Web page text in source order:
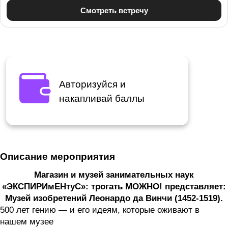
Авторизуйся и
накапливай баллы
Описание мероприятия
Магазин и музей занимательных наук
«ЭКСПИРИмЕНтуС»: трогать МОЖНО! представляет:
Музей изобретений Леонардо да Винчи (1452-1519).
500 лет гению — и его идеям, которые оживают в
нашем музее